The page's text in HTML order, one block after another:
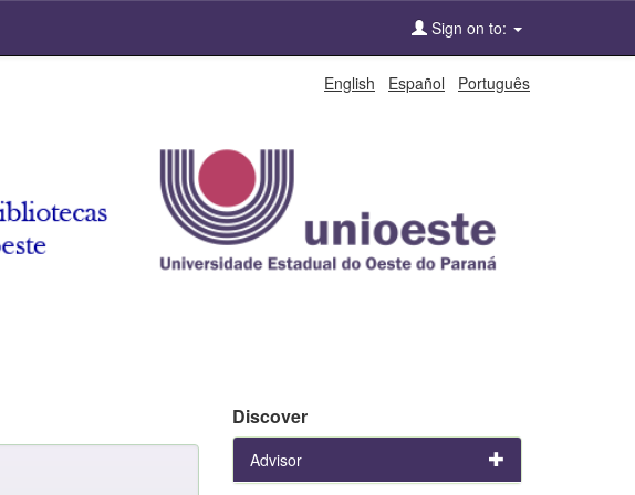
Sign on to:
English Español Português
Discover
Advisor